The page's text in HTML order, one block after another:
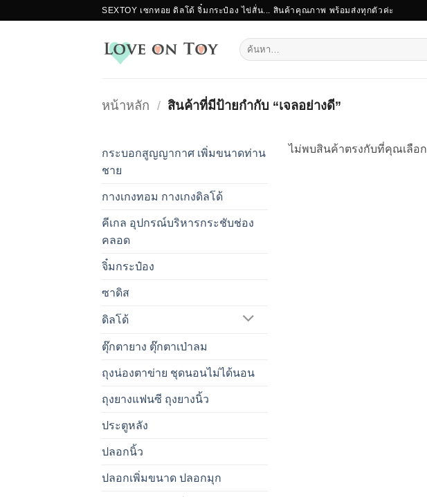
SEXTOY เซกทอย ดิลโด้ จิ๋มกระป๋อง ไข่สั่น... สินค้าคุณภาพ พร้อมส่งทุกตัวค่ะ
ค้นหา:
หน้าหลัก / สินค้าที่มีป้ายกำกับ “เจลอย่างดี”
กระบอกสูญญากาศ เพิ่มขนาดท่าน
ชาย
กางเกงทอม กางเกงดิลโด้
คีเกล อุปกรณ์บริหารกระชับช่อง
คลอด
จิ๋มกระป๋อง
ซาดิส
ดิลโด้
ตุ๊กตายาง ตุ๊กตาเป่าลม
ถุงน่องตาข่าย ชุดนอนไม่ได้นอน
ถุงยางแฟนซี ถุงยางนิ้ว
ประตูหลัง
ปลอกนิ้ว
ปลอกเพิ่มขนาด ปลอกมุก
ไม่พบสินค้าตรงกับที่คุณเลือก